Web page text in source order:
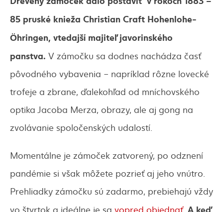
85 pruské knieža Christian Craft Hohenlohe-
Öhringen, vtedajší majiteľ javorinského
panstva. V zámočku sa dodnes nachádza časť
pôvodného vybavenia – napríklad rôzne lovecké
trofeje a zbrane, ďalekohľad od mníchovského
optika Jacoba Merza, obrazy, ale aj gong na
zvolávanie spoločenských udalostí.
Momentálne je zámoček zatvorený, po odznení
pandémie si však môžete pozrieť aj jeho vnútro.
Prehliadky zámočku sú zadarmo, prebiehajú vždy
vo štvrtok a ideálne je sa vopred objednať. A keď